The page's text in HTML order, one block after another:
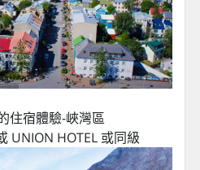
住宿體驗-峽灣區
UNION HOTEL 或同級